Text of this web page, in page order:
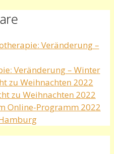
Veränderung –
Veränderung – Winter
zu Weihnachten 2022
zu Weihnachten 2022
Online-Programm 2022